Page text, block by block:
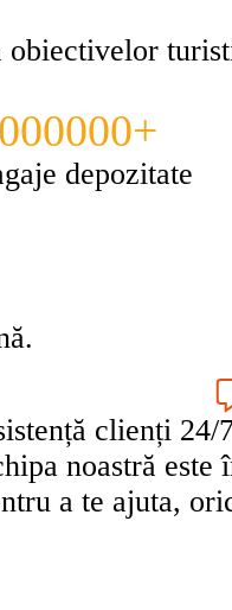
obiectivelor
depozitate
clienți 24/
noastră este
a te ajuta,